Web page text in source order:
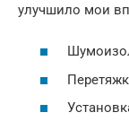
улучшило мои